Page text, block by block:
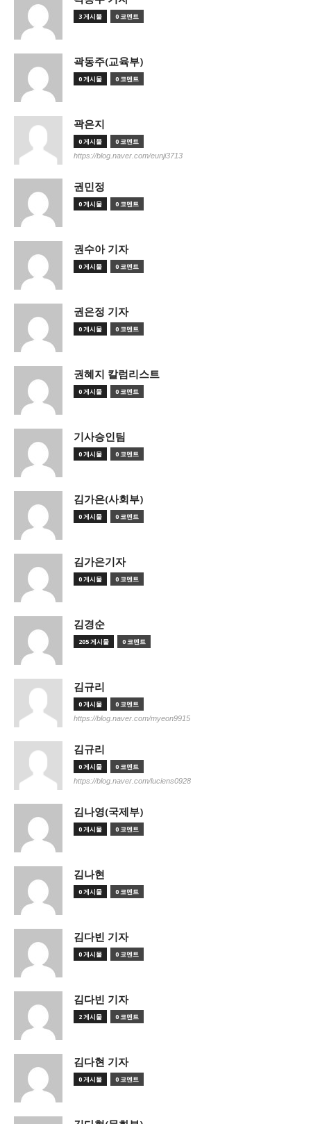
3 게시물 0 코멘트
곽동주(교육부)
0 게시물 0 코멘트
곽은지
0 게시물 0 코멘트
https://blog.naver.com/eunji3713
권민정
0 게시물 0 코멘트
권수아 기자
0 게시물 0 코멘트
권은정 기자
0 게시물 0 코멘트
권혜지 칼럼리스트
0 게시물 0 코멘트
기사승인팀
0 게시물 0 코멘트
김가은(사회부)
0 게시물 0 코멘트
김가은기자
0 게시물 0 코멘트
김경순
205 게시물 0 코멘트
김규리
0 게시물 0 코멘트
https://blog.naver.com/myeon9915
김규리
0 게시물 0 코멘트
https://blog.naver.com/luciens0928
김나영(국제부)
0 게시물 0 코멘트
김나현
0 게시물 0 코멘트
김다빈 기자
0 게시물 0 코멘트
김다빈 기자
2 게시물 0 코멘트
김다현 기자
0 게시물 0 코멘트